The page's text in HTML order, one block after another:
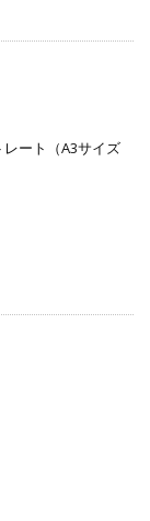
レート（A3サイズ